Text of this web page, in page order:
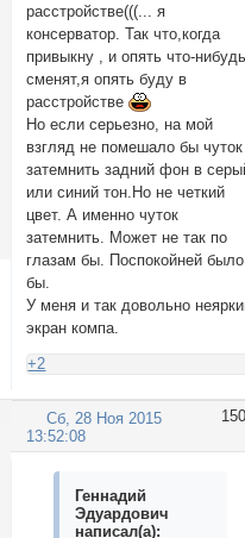
расстройстве(((... я
консерватор. Так что,когда
привыкну , и опять что-
сменят,я опять буду в
расстройстве
Но если серьезно, на мой
взгляд не помешало бы чуток
затемнить задний фон в
или синий тон.Но не четкий
цвет. А именно чуток
затемнить. Может не так по
глазам бы. Поспокойней было
бы.
У меня и так довольно
экран компа.
+2
150
Сб, 28 Ноя 2015
13:52:08
Геннадий
Эдуардович
написал(а):